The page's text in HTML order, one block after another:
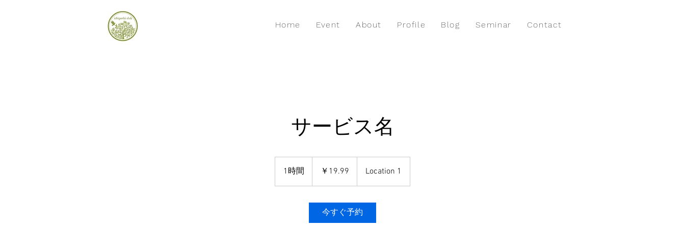
Home Event About Profile Blog Seminar Contact
サービス名
1時間
時
￥19.99 Location 1
今すぐ予約